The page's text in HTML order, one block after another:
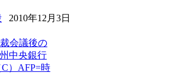
2010年12月3日